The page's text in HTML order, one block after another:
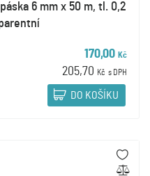
6 mm x 50 m, tl. 0,2
170,00 Kč
205,70 Kč s DPH
DO KOŠÍKU